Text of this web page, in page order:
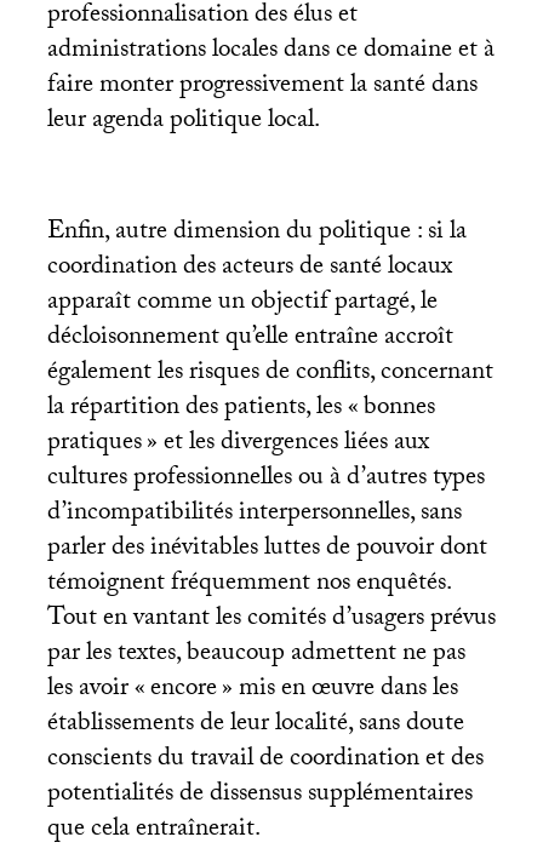
professionnalisation des élus et
administrations locales dans ce domaine et à
faire monter progressivement la santé dans
leur agenda politique local.
Enfin, autre dimension du politique : si la
coordination des acteurs de santé locaux
apparaît comme un objectif partagé, le
décloisonnement qu’elle entraîne accroît
également les risques de conflits, concernant
la répartition des patients, les «bonnes
pratiques» et les divergences liées aux
cultures professionnelles ou à d’autres types
d’incompatibilités interpersonnelles, sans
parler des inévitables luttes de pouvoir dont
témoignent fréquemment nos enquêtés.
Tout en vantant les comités d’usagers prévus
par les textes, beaucoup admettent ne pas
les avoir «encore» mis en œuvre dans les
établissements de leur localité, sans doute
conscients du travail de coordination et des
potentialités de dissensus supplémentaires
que cela entraînerait.